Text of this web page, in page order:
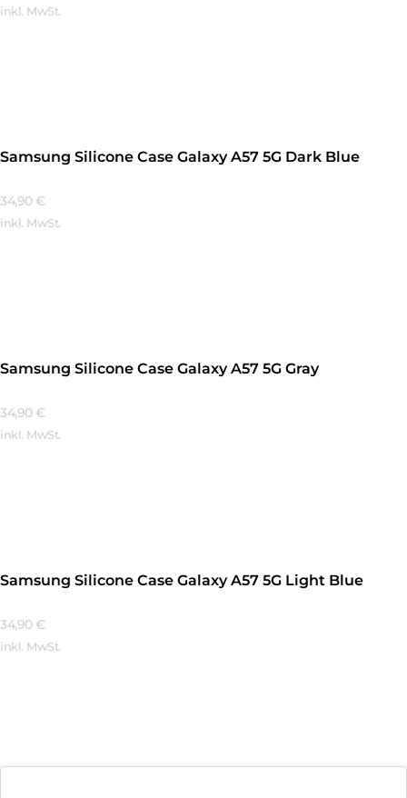
inkl. MwSt.
Samsung Silicone Case Galaxy A57 5G Dark Blue
34,90 €
inkl. MwSt.
Samsung Silicone Case Galaxy A57 5G Gray
34,90 €
inkl. MwSt.
Samsung Silicone Case Galaxy A57 5G Light Blue
34,90 €
inkl. MwSt.